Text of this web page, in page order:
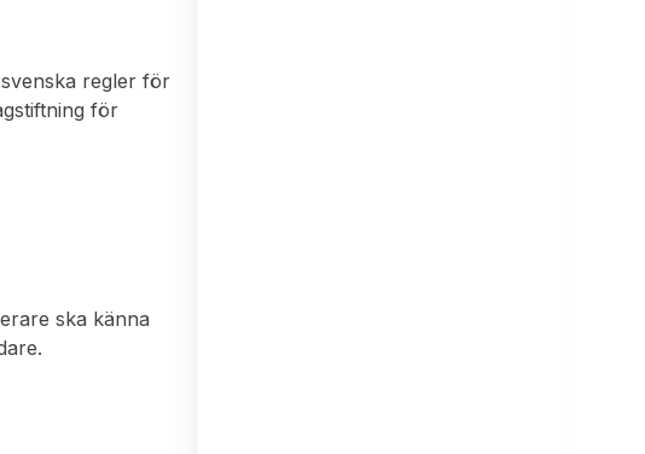
regler för
för
ska känna